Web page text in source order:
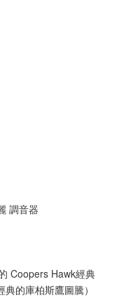
調音器
Coopers Hawk經典
的庫柏斯鷹圖騰）